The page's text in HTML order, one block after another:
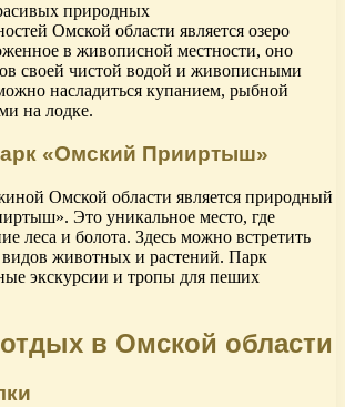
природных
Омской области является озеро
в живописной местности, оно
своей чистой водой и живописными
насладиться купанием, рыбной
на лодке.
«Омский Прииртыш»
Омской области является природный
Это уникальное место, где
леса и болота. Здесь можно встретить
животных и растений. Парк
экскурсии и тропы для пеших
в Омской области